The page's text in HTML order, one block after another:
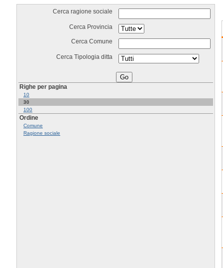
Cerca ragione sociale
Cerca Provincia
Cerca Comune
Cerca Tipologia ditta
Righe per pagina
10
30
100
Ordine
Comune
Ragione sociale